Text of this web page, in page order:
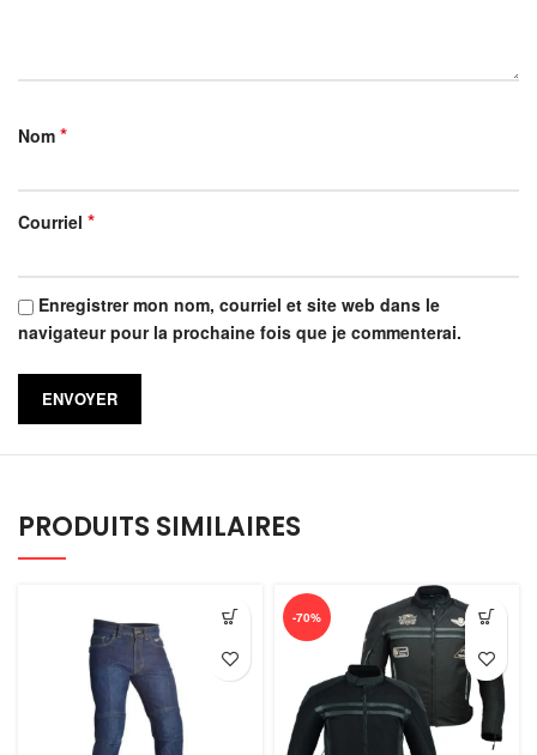
Nom *
Courriel *
Enregistrer mon nom, courriel et site web dans le
navigateur pour la prochaine fois que je commenterai.
PRODUITS SIMILAIRES
-70%